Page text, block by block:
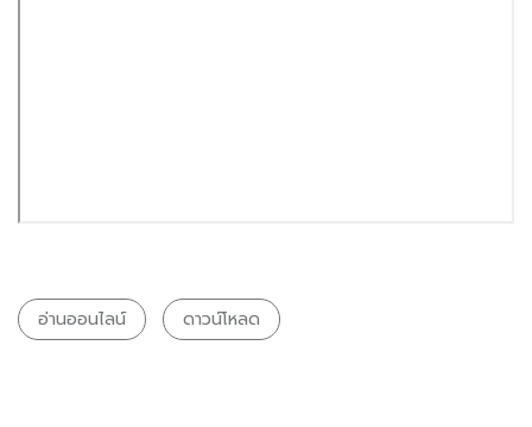
อ่านออนไลน์ ดาวน์โหลด